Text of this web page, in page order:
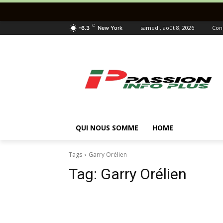
-6.3 C New York samedi, août 8, 2026
QUI NOUS SOMME HOME
Tags Garry Orélien
Tag: Garry Orélien